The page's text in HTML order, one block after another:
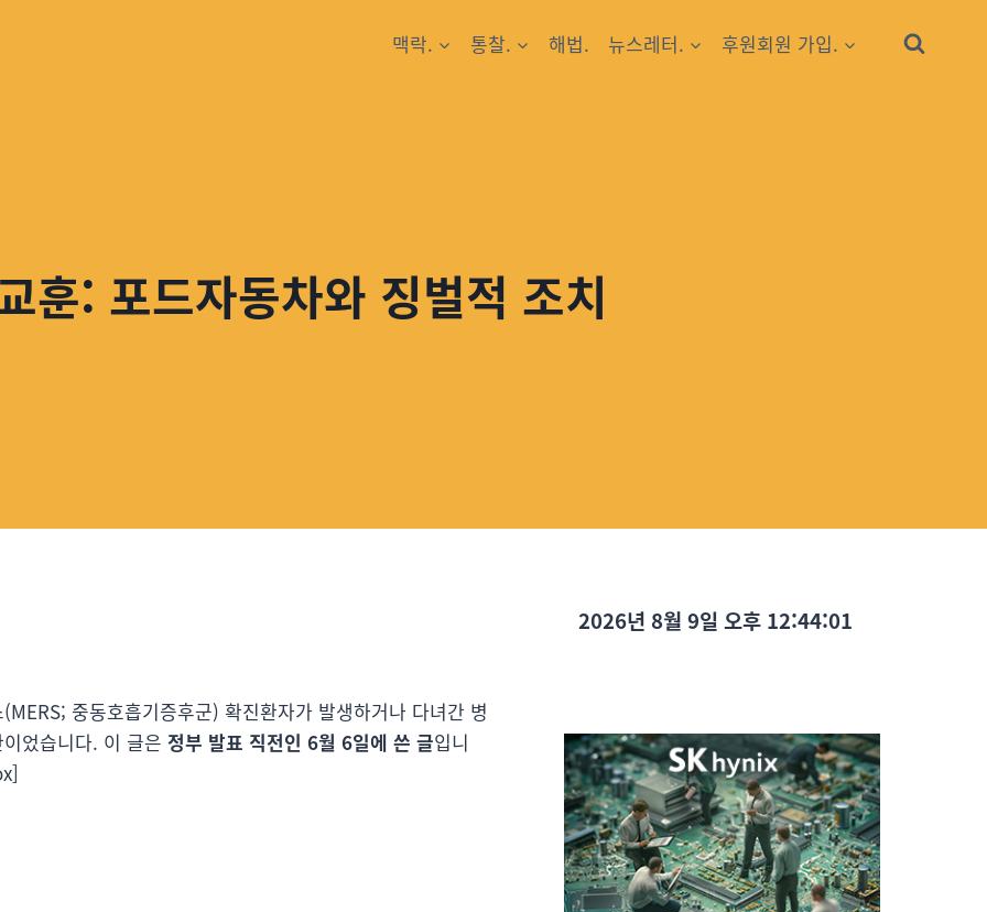
맥락. 통찰. 해법. 뉴스레터. 후원회원 가입.
훈: 포드자동차와 징벌적 조치
중동호흡기증후군) 확진환자가 발생하거나 다녀간 병
었습니다. 이 글은 정부 발표 직전인 6월 6일에 쓴 글입니
2026년 8월 9일 오후 12:44:02